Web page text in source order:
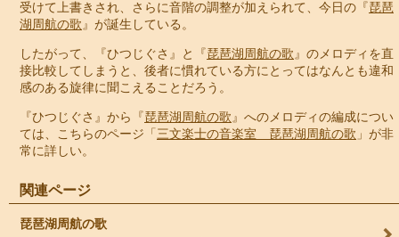
受けて上書きされ、さらに音階の調整が加えられて、今日の『 琵琶
湖周航の歌 』が誕生している。
したがって、『ひつじぐさ』と『 琵琶湖周航の歌 』のメロディを直
接比較してしまうと、後者に慣れている方にとってはなんとも違和
感のある旋律に聞こえることだろう。
『ひつじぐさ』から『 琵琶湖周航の歌 』へのメロディの編成につい
ては、こちらのページ「 三文楽士の音楽室 琵琶湖周航の歌 」が非
常に詳しい。
関連ページ
琵琶湖周航の歌